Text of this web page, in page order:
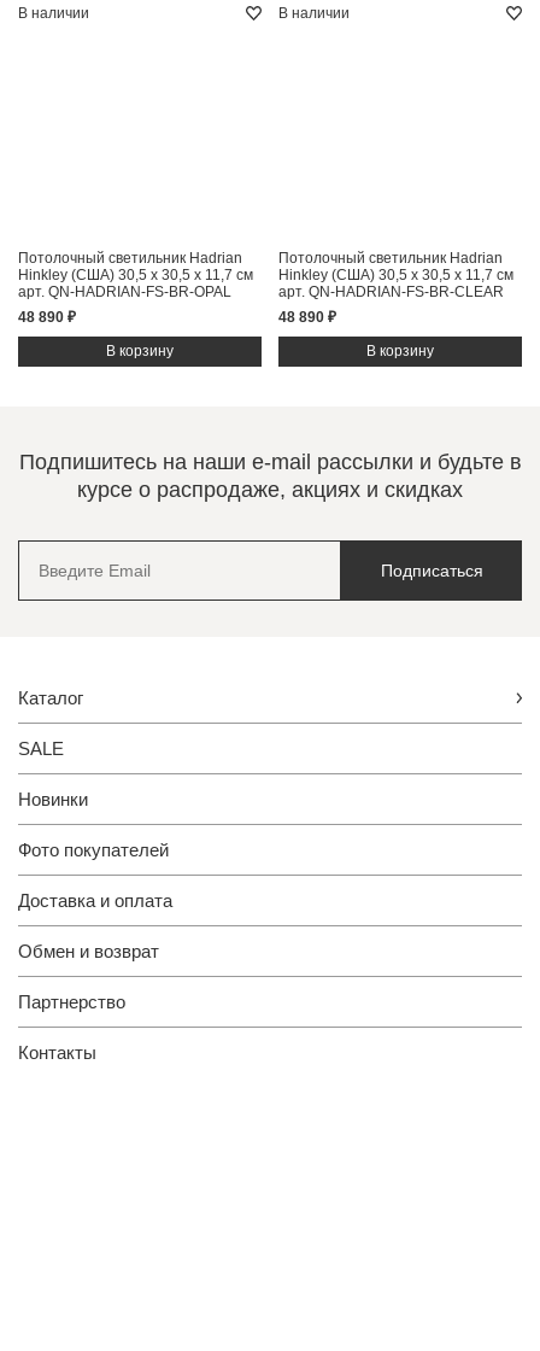
В наличии
Потолочный светильник Hadrian
Hinkley (США) 30,5 x 30,5 x 11,7 см
арт. QN-HADRIAN-FS-BR-OPAL
48 890 ₽
В наличии
Потолочный светильник Hadrian
Hinkley (США) 30,5 x 30,5 x 11,7 см
арт. QN-HADRIAN-FS-BR-CLEAR
48 890 ₽
Подпишитесь на наши e-mail рассылки и будьте в
курсе о распродаже, акциях и скидках
Подписаться
Каталог
SALE
Новинки
Фото покупателей
Доставка и оплата
Обмен и возврат
Партнерство
Контакты